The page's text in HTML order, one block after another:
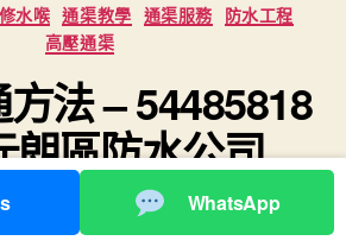
水喉 通渠教學 通渠服務 防水工程
高壓通渠
法 – 54485818
朗區防水公司
程54485818
Post
date
2021-10-13
WhatsApp